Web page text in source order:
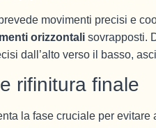
movimenti precisi e
orizzontali sovrapposti.
dall’alto verso il basso,
rifinitura finale
la fase cruciale per